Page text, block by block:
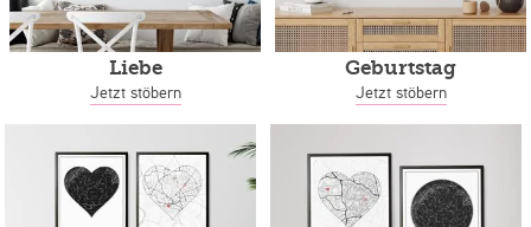
Liebe
Jetzt stöbern
Geburtstag
Jetzt stöbern